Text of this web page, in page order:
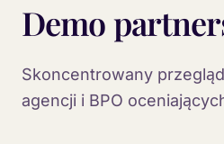
Demo
Skoncentrowany
agencji i BPO